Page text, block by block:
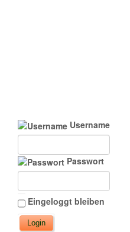
Username
Passwort
Eingeloggt bleiben